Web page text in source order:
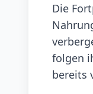
Die
folgen
bereits